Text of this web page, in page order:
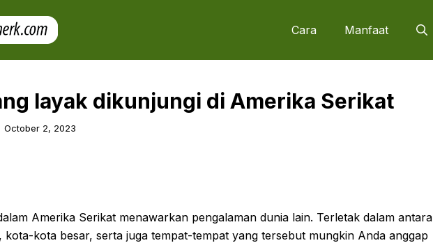
Cara Manfaat
layak dikunjungi di Amerika Serikat
October 2, 2023
Amerika Serikat menawarkan pengalaman dunia lain. Terletak dalam antara
kota-kota besar, serta juga tempat-tempat yang tersebut mungkin Anda anggap